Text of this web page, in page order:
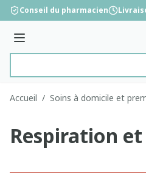
Aller au contenu
Conseil du pharmacien
Menu
Accueil / Soins à domicile et
Respiration